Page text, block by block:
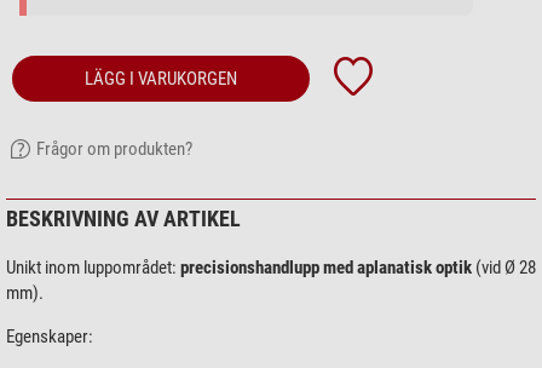
LÄGG I VARUKORGEN
Frågor om produkten?
BESKRIVNING AV ARTIKEL
Unikt inom luppområdet: precisionshandlupp med aplanatisk optik (vid Ø 28
mm).
Egenskaper: